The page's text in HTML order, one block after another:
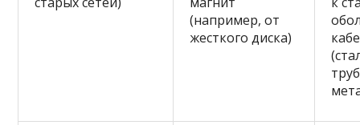
(например, от
жесткого диска)